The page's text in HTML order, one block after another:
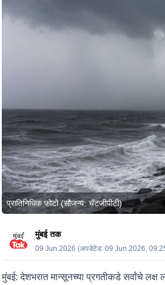
प्रातिनिधिक फोटो (सौजन्य: चॅटजीपीटी)
मुंबई तक
09 Jun 2026 (अपडेटेड: 09 Jun 2026,
मुंबई:देशभरात मान्सूनच्या प्रगतीकडे सर्वांचे